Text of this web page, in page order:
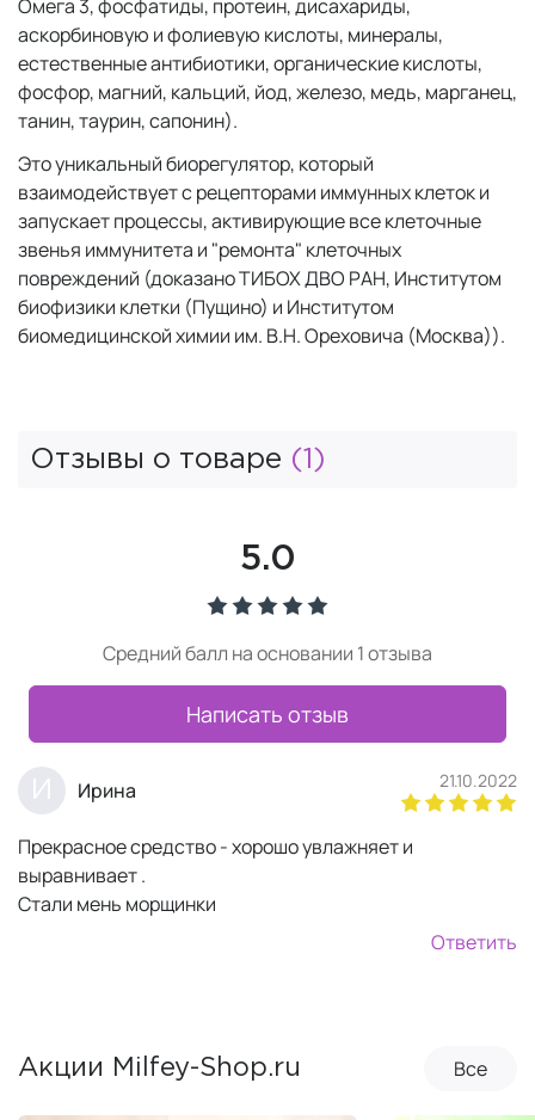
Омега 3, фосфатиды, протеин, дисахариды,
аскорбиновую и фолиевую кислоты, минералы,
естественные антибиотики, органические кислоты,
фосфор, магний, кальций, йод, железо, медь, марганец,
танин, таурин, сапонин).
Это уникальный биорегулятор, который
взаимодействует с рецепторами иммунных клеток и
запускает процессы, активирующие все клеточные
звенья иммунитета и "ремонта" клеточных
повреждений (доказано ТИБОХ ДВО РАН, Институтом
биофизики клетки (Пущино) и Институтом
биомедицинской химии им. В.Н. Ореховича (Москва)).
Отзывы о товаре (1)
5.0
Средний балл на основании 1 отзыва
Написать отзыв
Ирина 21.10.2022
Прекрасное средство - хорошо увлажняет и
выравнивает .
Стали мень морщинки
Ответить
Акции Milfey-Shop.ru Все